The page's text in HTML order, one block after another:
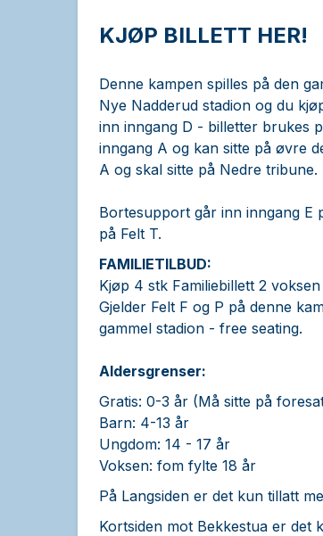
KJØP BILLETT HER!
Denne kampen spilles på den
Nye Nadderud stadion og du
inn inngang D - billetter brukes
inngang A og kan sitte på øvre
A og skal sitte på Nedre tribune.
Bortesupport går inn inngang E
på Felt T.
FAMILIETILBUD:
Kjøp 4 stk Familiebillett 2
Gjelder Felt F og P på denne
gammel stadion - free seating.
Aldersgrenser:
Gratis: 0-3 år (Må sitte på
Barn: 4-13 år
Ungdom: 14 - 17 år
Voksen: fom fylte 18 år
På Langsiden er det kun tillatt
Kortsiden mot Bekkestua er